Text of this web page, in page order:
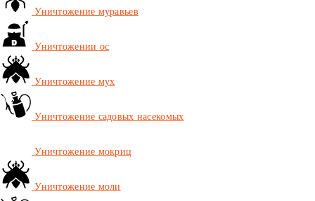
Уничтожение муравьев
Уничтожении ос
Уничтожение мух
Уничтожение садовых насекомых
Уничтожение мокриц
Уничтожение моли